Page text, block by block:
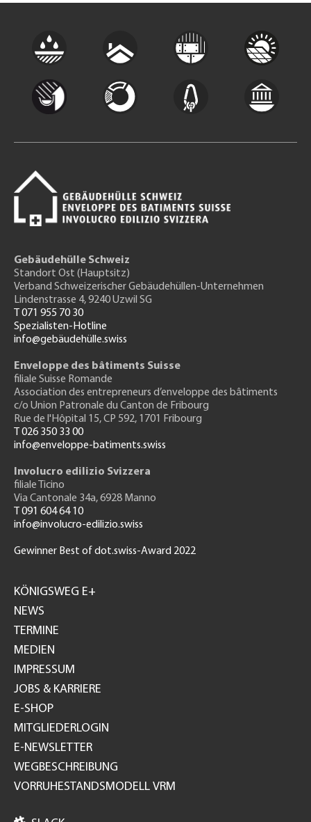
Gebäudehülle Schweiz
Standort Ost (Hauptsitz)
Verband Schweizerischer Gebäudehüllen-Unternehmen
Lindenstrasse 4, 9240 Uzwil SG
T 071 955 70 30
Spezialisten-Hotline
info@gebäudehülle.swiss
Enveloppe des bâtiments Suisse
filiale Suisse Romande
Association des entrepreneurs d’enveloppe des bâtiments
c/o Union Patronale du Canton de Fribourg
Rue de l'Hôpital 15, CP 592, 1701 Fribourg
T 026 350 33 00
info@enveloppe-batiments.swiss
Involucro edilizio Svizzera
filiale Ticino
Via Cantonale 34a, 6928 Manno
T 091 604 64 10
info@involucro-edilizio.swiss
Gewinner Best of dot.swiss-Award 2022
GH
KÖNIGSWEG E+
NEWS
TERMINE
MEDIEN
IMPRESSUM
JOBS & KARRIERE
E-SHOP
MITGLIEDERLOGIN
E-NEWSLETTER
WEGBESCHREIBUNG
VORRUHESTANDSMODELL VRM